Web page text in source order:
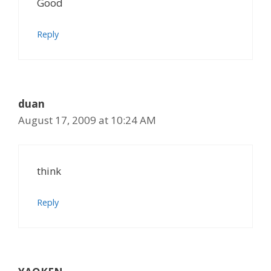
Reply
duan
August 17, 2009 at 10:24 AM
think
Reply